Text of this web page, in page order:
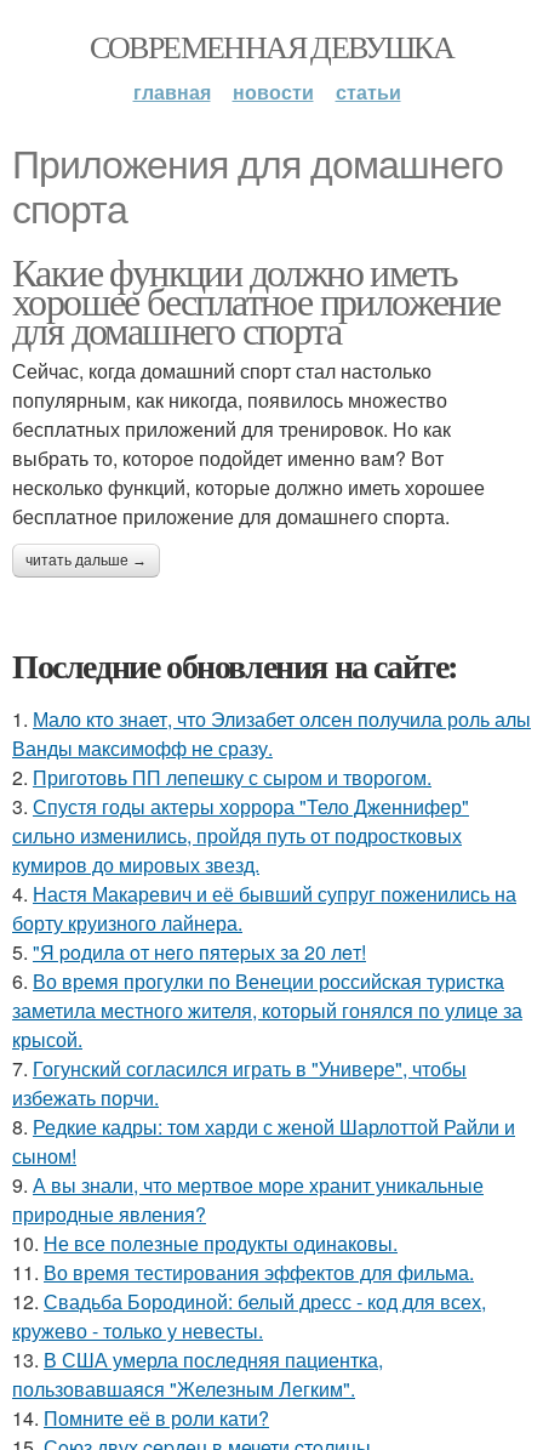
СОВРЕМЕННАЯ ДЕВУШКА
главная новости статьи
Приложения для домашнего
спорта
Какие функции должно иметь
хорошее бесплатное приложение
для домашнего спорта
Сейчас, когда домашний спорт стал настолько
популярным, как никогда, появилось множество
бесплатных приложений для тренировок. Но как
выбрать то, которое подойдет именно вам? Вот
несколько функций, которые должно иметь хорошее
бесплатное приложение для домашнего спорта.
читать дальше →
Последние обновления на сайте:
1. Мало кто знает, что Элизабет олсен получила роль алы
Ванды максимофф не сразу.
2. Приготовь ПП лепешку с сыром и творогом.
3. Спустя годы актеры хоррора "Тело Дженнифер"
сильно изменились, пройдя путь от подростковых
кумиров до мировых звезд.
4. Настя Макаревич и её бывший супруг поженились на
борту круизного лайнера.
5. "Я poдилa oт нeгo пятepых зa 20 лeт!
6. Во время прогулки по Венеции российская туристка
заметила местного жителя, который гонялся по улице за
крысой.
7. Гогунский согласился играть в "Универе", чтобы
избежать порчи.
8. Редкие кадры: том харди с женой Шарлоттой Райли и
сыном!
9. А вы знали, что мертвое море хранит уникальные
природные явления?
10. Не все полезные продукты одинаковы.
11. Во время тестирования эффектов для фильма.
12. Свадьба Бородиной: белый дресс - код для всех,
кружево - только у невесты.
13. В США умерла последняя пациентка,
пользовавшаяся "Железным Легким".
14. Помните её в роли кати?